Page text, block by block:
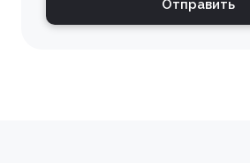
Отправить